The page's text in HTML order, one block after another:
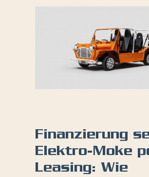
Finanzierung
Elektro-Moke
Leasing: Wie